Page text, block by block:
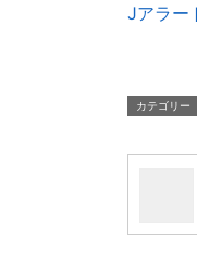
Jアラー
カテゴリー